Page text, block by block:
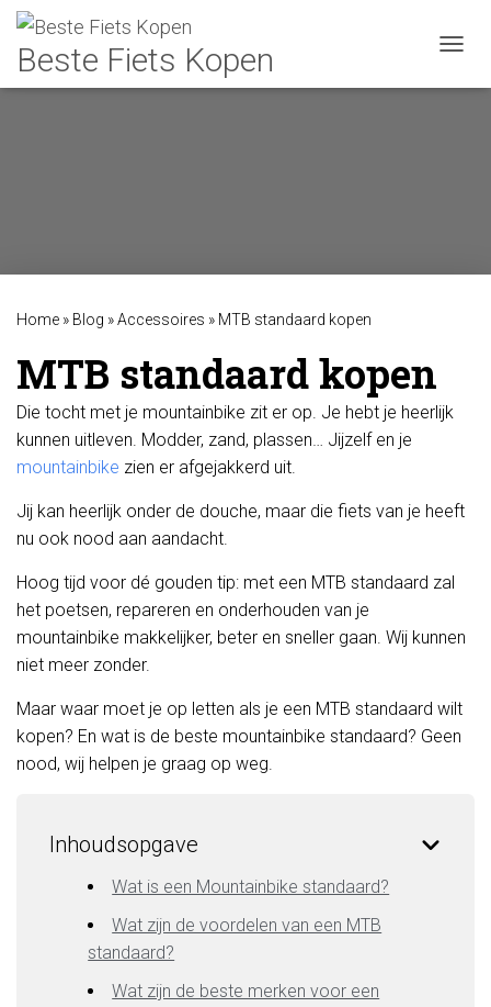
Home » Blog »Accessoires » MTB standaard kopen
MTB standaard kopen
Die tocht met je mountainbike zit er op. Je hebt je heerlijk
kunnen uitleven. Modder, zand, plassen… Jijzelf en je
mountainbike zien er afgejakkerd uit.
Jij kan heerlijk onder de douche, maar die fiets van je heeft
nu ook nood aan aandacht.
Hoog tijd voor dé gouden tip: met een MTB standaard zal
het poetsen, repareren en onderhouden van je
mountainbike makkelijker, beter en sneller gaan. Wij kunnen
niet meer zonder.
Maar waar moet je op letten als je een MTB standaard wilt
kopen? En wat is de beste mountainbike standaard? Geen
nood, wij helpen je graag op weg.
Inhoudsopgave
Wat is een Mountainbike standaard?
Wat zijn de voordelen van een MTB
standaard?
Wat zijn de beste merken voor een